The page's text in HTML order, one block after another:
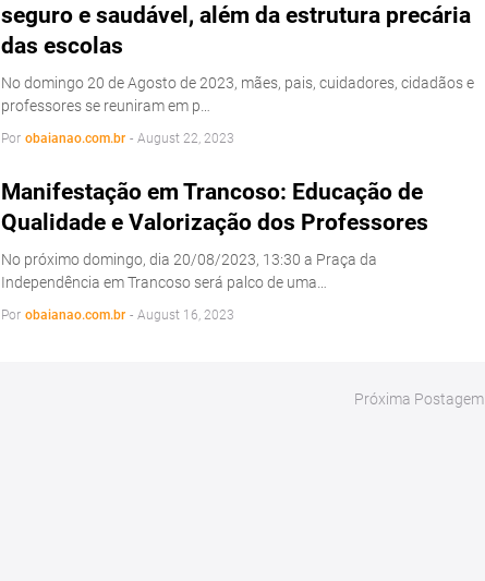
seguro e saudável, além da estrutura precária
das escolas
No domingo 20 de Agosto de 2023, mães, pais, cuidadores, cidadãos e
professores se reuniram em p…
Por obaianao.com.br - August 22, 2023
Manifestação em Trancoso: Educação de
Qualidade e Valorização dos Professores
No próximo domingo, dia 20/08/2023, 13:30 a Praça da
Independência em Trancoso será palco de uma…
Por obaianao.com.br - August 16, 2023
Próxima Postagem